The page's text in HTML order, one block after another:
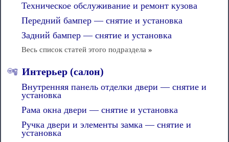
Техническое обслуживание и ремонт кузова
Передний бампер — снятие и установка
Задний бампер — снятие и установка
Весь список статей этого подраздела »
Интерьер (салон)
Внутренняя панель отделки двери — снятие и
установка
Рама окна двери — снятие и установка
Ручка двери и элементы замка — снятие и
установка